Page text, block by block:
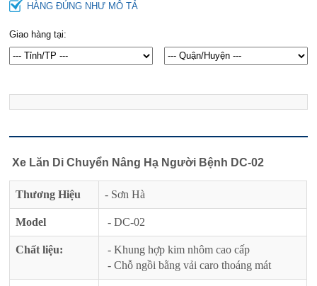
HÀNG ĐÚNG NHƯ MÔ TẢ
Giao hàng tại:
Xe Lăn Di Chuyển Nâng Hạ Người Bệnh DC-02
Thương Hiệu - Sơn Hà
Model - DC-02
Chất liệu:
- Khung hợp kim nhôm cao cấp
- Chỗ ngồi bằng vải caro thoáng mát